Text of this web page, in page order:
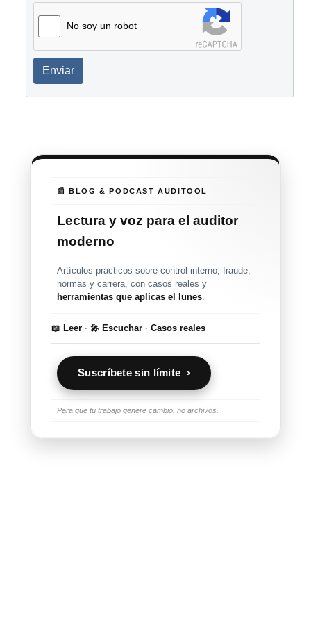
No soy un robot
Enviar
📰 BLOG & PODCAST AUDITOOL
Lectura y voz para el auditor
moderno
Artículos prácticos sobre control interno, fraude,
normas y carrera, con casos reales y
herramientas que aplicas el lunes.
📖 Leer · 🎤 Escuchar · Casos reales
Suscríbete sin límite ›
Para que tu trabajo genere cambio, no archivos.